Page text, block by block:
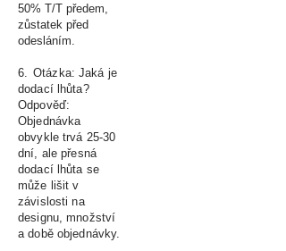
50% T/T předem,
zůstatek před
odesláním.
6. Otázka: Jaká je
dodací lhůta?
Odpověď:
Objednávka
obvykle trvá 25-30
dní, ale přesná
dodací lhůta se
může lišit v
závislosti na
designu, množství
a době objednávky.